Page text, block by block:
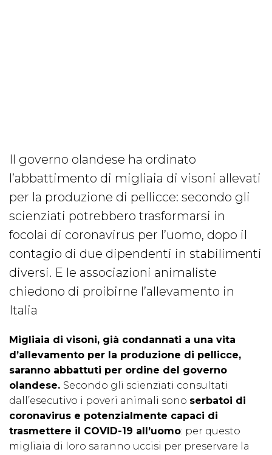
Il governo olandese ha ordinato
l’abbattimento di migliaia di visoni allevati
per la produzione di pellicce: secondo gli
scienziati potrebbero trasformarsi in
focolai di coronavirus per l’uomo, dopo il
contagio di due dipendenti in stabilimenti
diversi. E le associazioni animaliste
chiedono di proibirne l’allevamento in
Italia
Migliaia di visoni, già condannati a una vita
d’allevamento per la produzione di pellicce,
saranno abbattuti per ordine del governo
olandese. Secondo gli scienziati consultati
dall’esecutivo i poveri animali sono serbatoi di
coronavirus e potenzialmente capaci di
trasmettere il COVID-19 all’uomo: per questo
migliaia di loro saranno uccisi per preservare la